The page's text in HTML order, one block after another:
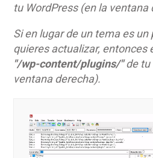
tu WordPress (en la ventana
Si en lugar de un tema es un
quieres actualizar, entonces
"/wp-content/plugins/"de tu
ventana derecha).